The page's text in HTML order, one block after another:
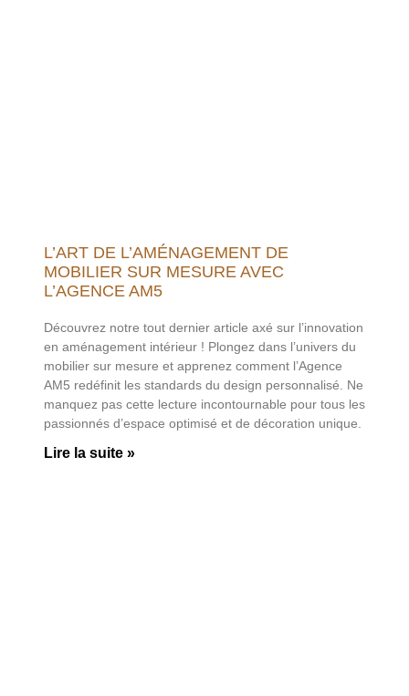
L’ART DE L’AMÉNAGEMENT DE
MOBILIER SUR MESURE AVEC
L’AGENCE AM5
Découvrez notre tout dernier article axé sur l’innovation
en aménagement intérieur ! Plongez dans l’univers du
mobilier sur mesure et apprenez comment l’Agence
AM5 redéfinit les standards du design personnalisé. Ne
manquez pas cette lecture incontournable pour tous les
passionnés d’espace optimisé et de décoration unique.
Lire la suite »